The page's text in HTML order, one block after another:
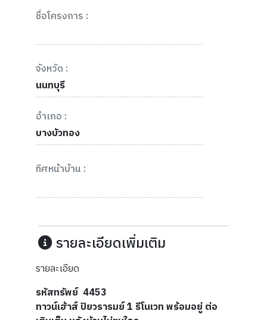
ชื่อโครงการ :
จังหวัด :
นนทบุรี
อำเภอ :
บางบัวทอง
ทิศหน้าบ้าน :
รายละเอียดเพิ่มเติม
รายละเอียด
รหัสทรัพย์ 4453
ทาวน์เฮ้าส์ ปิยวรารมย์ 1 รีโนเวท พร้อมอยู่ ต่อ